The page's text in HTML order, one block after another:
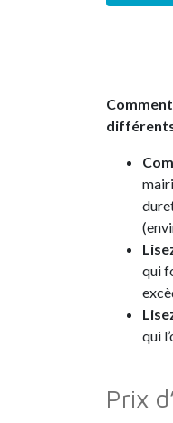
qui
qui
Prix